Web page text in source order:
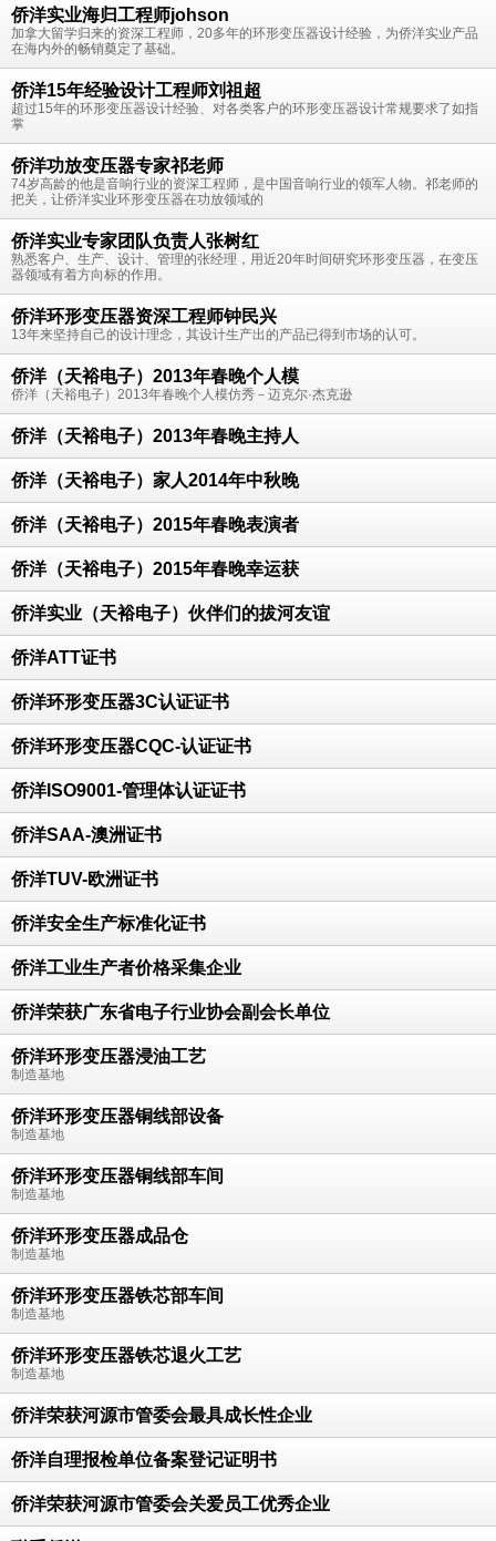
侨洋实业海归工程师johson
加拿大留学归来的资深工程师，20多年的环形变压器设计经验，为侨洋实业产品
在海内外的畅销奠定了基础。
侨洋15年经验设计工程师刘祖超
超过15年的环形变压器设计经验、对各类客户的环形变压器设计常规要求了如指
掌
侨洋功放变压器专家祁老师
74岁高龄的他是音响行业的资深工程师，是中国音响行业的领军人物。祁老师的
把关，让侨洋实业环形变压器在功放领域的
侨洋实业专家团队负责人张树红
熟悉客户、生产、设计、管理的张经理，用近20年时间研究环形变压器，在变压
器领域有着方向标的作用。
侨洋环形变压器资深工程师钟民兴
13年来坚持自己的设计理念，其设计生产出的产品已得到市场的认可。
侨洋（天裕电子）2013年春晚个人模
侨洋（天裕电子）2013年春晚个人模仿秀－迈克尔·杰克逊
侨洋（天裕电子）2013年春晚主持人
侨洋（天裕电子）家人2014年中秋晚
侨洋（天裕电子）2015年春晚表演者
侨洋（天裕电子）2015年春晚幸运获
侨洋实业（天裕电子）伙伴们的拔河友谊
侨洋ATT证书
侨洋环形变压器3C认证证书
侨洋环形变压器CQC-认证证书
侨洋ISO9001-管理体认证证书
侨洋SAA-澳洲证书
侨洋TUV-欧洲证书
侨洋安全生产标准化证书
侨洋工业生产者价格采集企业
侨洋荣获广东省电子行业协会副会长单位
侨洋环形变压器浸油工艺
制造基地
侨洋环形变压器铜线部设备
制造基地
侨洋环形变压器铜线部车间
制造基地
侨洋环形变压器成品仓
制造基地
侨洋环形变压器铁芯部车间
制造基地
侨洋环形变压器铁芯退火工艺
制造基地
侨洋荣获河源市管委会最具成长性企业
侨洋自理报检单位备案登记证明书
侨洋荣获河源市管委会关爱员工优秀企业